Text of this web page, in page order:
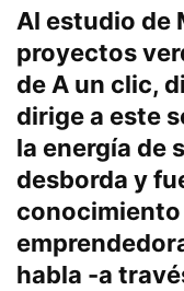
Al estudio de
proyectos
de A un clic,
dirige a este
la energía de
desborda y
conocimiento
habla -a